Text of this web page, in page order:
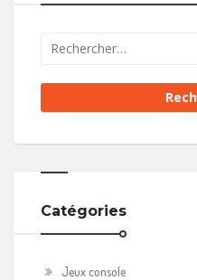
Catégories
Jeux console